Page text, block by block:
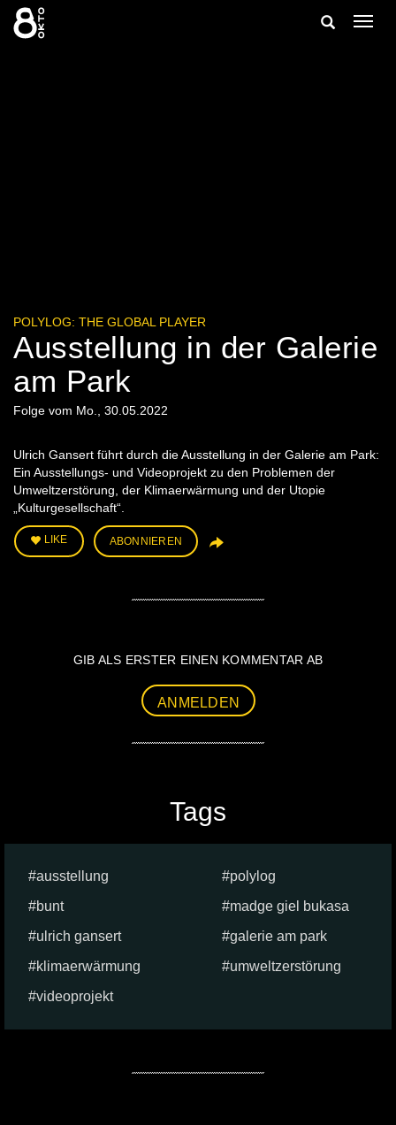
Zum
Inhalt
springen
Suche
POLYLOG: THE GLOBAL PLAYER
Ausstellung in der Galerie
am Park
Folge vom Mo., 30.05.2022
Ulrich Gansert führt durch die Ausstellung in der Galerie am Park:
Ein Ausstellungs- und Videoprojekt zu den Problemen der
Umweltzerstörung, der Klimaerwärmung und der Utopie
„Kulturgesellschaft“.
LIKE ABONNIEREN
GIB ALS ERSTER EINEN KOMMENTAR AB
ANMELDEN
Tags
ausstellung
polylog
bunt
madge giel bukasa
ulrich gansert
galerie am park
klimaerwärmung
umweltzerstörung
videoprojekt